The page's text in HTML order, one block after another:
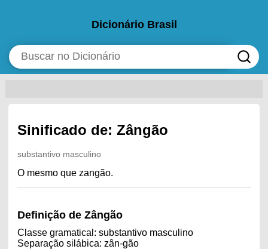
Dicionário Brasil
Sinificado de: Zângão
substantivo masculino
O mesmo que zangão.
Definição de Zângão
Classe gramatical: substantivo masculino
Separação silábica: zân-gão